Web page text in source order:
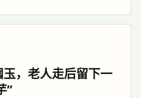
，老人走后留下一
”